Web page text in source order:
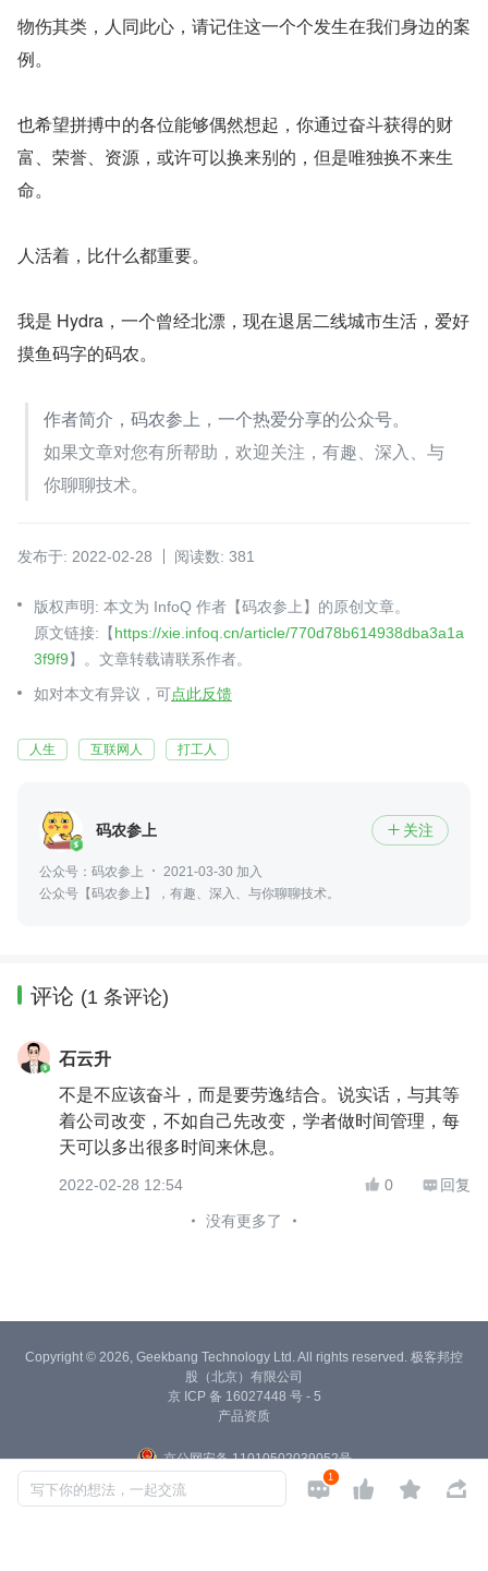
物伤其类，人同此心，请记住这一个个发生在我们身边的案
例。
也希望拼搏中的各位能够偶然想起，你通过奋斗获得的财
富、荣誉、资源，或许可以换来别的，但是唯独换不来生
命。
人活着，比什么都重要。
我是 Hydra，一个曾经北漂，现在退居二线城市生活，爱好
摸鱼码字的码农。
作者简介，码农参上，一个热爱分享的公众号。
如果文章对您有所帮助，欢迎关注，有趣、深入、与
你聊聊技术。
发布于: 2022-02-28 阅读数: 381
版权声明: 本文为 InfoQ 作者【码农参上】的原创文章。
原文链接:【https://xie.infoq.cn/article/770d78b614938dba3a1a
3f9f9】。文章转载请联系作者。
如对本文有异议，可点此反馈
人生 互联网人 打工人
码农参上  关注
公众号：码农参上
2021-03-30 加入
公众号【码农参上】，有趣、深入、与你聊聊技术。
评论 (1 条评论)
石云升
不是不应该奋斗，而是要劳逸结合。说实话，与其等
着公司改变，不如自己先改变，学者做时间管理，每
天可以多出很多时间来休息。
2022-02-28 12:54  0  回复
没有更多了
写下你的想法，一起交流 
1   
Copyright © 2026, Geekbang Technology Ltd. All rights reserved. 极客邦控
股（北京）有限公司
京 ICP 备 16027448 号 - 5
产品资质
京公网安备 11010502039052号